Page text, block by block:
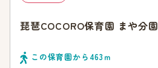
琵琶COCORO保育園 まや分園
この保育園から 463ｍ